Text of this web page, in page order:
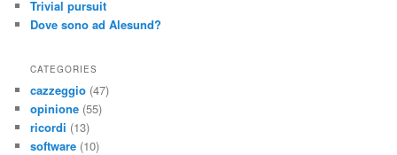
Trivial pursuit
Dove sono ad Alesund?
CATEGORIES
cazzeggio (47)
opinione (55)
ricordi (13)
software (10)